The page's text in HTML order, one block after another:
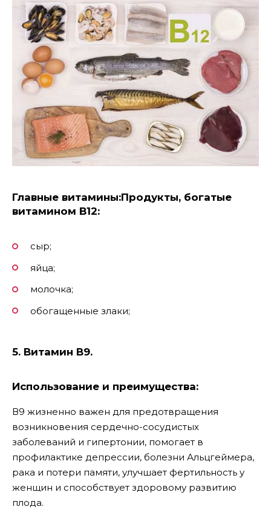
Главные витамины:Продукты, богатые
витамином B12:
сыр;
яйца;
молочка;
обогащенные злаки;
5. Витамин В9.
Использование и преимущества:
В9 жизненно важен для предотвращения
возникновения сердечно-сосудистых
заболеваний и гипертонии, помогает в
профилактике депрессии, болезни Альцгеймера,
рака и потери памяти, улучшает фертильность у
женщин и способствует здоровому развитию
плода.